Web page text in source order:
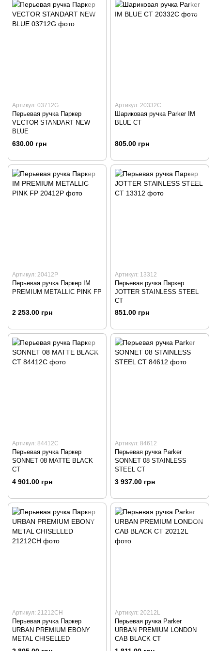
Артикул: 03712G
Перьевая ручка Паркер
VECTOR STANDART NEW
BLUE
630.00 грн
Артикул: 20332C
Шариковая ручка Parker IM
BLUE CT
805.00 грн
Артикул: 20412P
Перьевая ручка Паркер IM
PREMIUM METALLIC PINK FP
2 253.00 грн
Артикул: 13312
Перьевая ручка Паркер
JOTTER STAINLESS STEEL
СТ
851.00 грн
Артикул: 84412С
Перьевая ручка Паркер
SONNET 08 MATTE BLACK
CT
4 901.00 грн
Артикул: 84612
Перьевая ручка Parker
SONNET 08 STAINLESS
STEEL CT
3 937.00 грн
Артикул: 21212CH
Перьевая ручка Паркер
URBAN PREMIUM EBONY
METAL CHISELLED
Артикул: 20212L
Перьевая ручка Parker
URBAN PREMIUM LONDON
CAB BLACK CT